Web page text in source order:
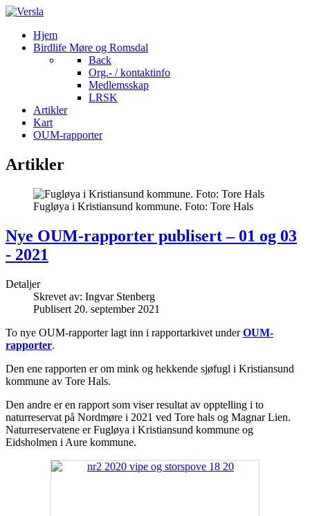
Hjem
Birdlife Møre og Romsdal
Back
Org.- / kontaktinfo
Medlemsskap
LRSK
Artikler
Kart
OUM-rapporter
Artikler
Fugløya i Kristiansund kommune. Foto: Tore Hals
Nye OUM-rapporter publisert – 01 og 03
- 2021
Detaljer
Skrevet av: Ingvar Stenberg
Publisert 20. september 2021
To nye OUM-rapporter lagt inn i rapportarkivet underOUM-
rapporter.
Den ene rapporten er om mink og hekkende sjøfugl i Kristiansund
kommune av Tore Hals.
Den andre er en rapport som viser resultat av opptelling i to
naturreservat på Nordmøre i 2021 ved Tore hals og Magnar Lien.
Naturreservatene er Fugløya i Kristiansund kommune og
Eidsholmen i Aure kommune.